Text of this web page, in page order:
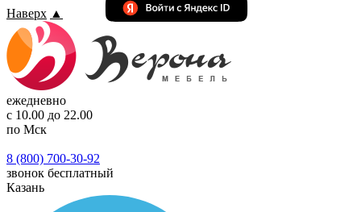
Наверх ▲
ежедневно
с 10.00 до 22.00
по Мск
8 (800) 700-30-92
звонок бесплатный
Казань